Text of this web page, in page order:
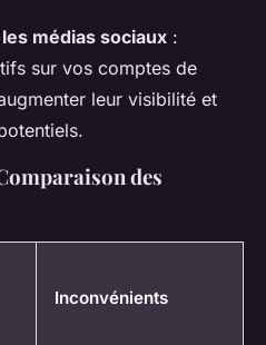
médias sociaux :
sur vos comptes de
leur visibilité et
des
Inconvénients